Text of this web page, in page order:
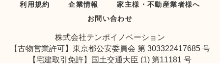
利用規約 企業情報
家主様・不動産業者様へ
お問い合わせ
株式会社テンポイノベーション
【古物営業許可】東京都公安委員会 第 303322417685 号
【宅建取引免許】国土交通大臣 (1) 第11181 号